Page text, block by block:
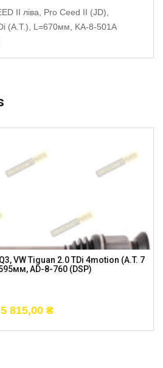
II ліва, Pro Ceed II (JD),
(A.T.), L=670мм, KA-8-501A
VW Tiguan 2.0 TDi 4motion (A.T. 7
AD-8-760 (DSP)
5 815,00 ₴